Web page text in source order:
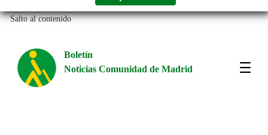
Salto al contenido
Boletín
Noticias Comunidad de Madrid